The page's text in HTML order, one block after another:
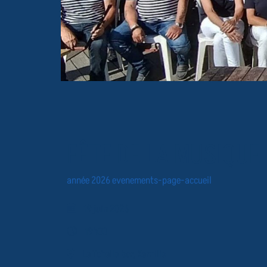
année 2026evenements-page-accueil